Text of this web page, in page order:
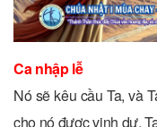
Ca nhập lễ
Nó sẽ kêu cầu Ta, và
cho nó được vinh dự,